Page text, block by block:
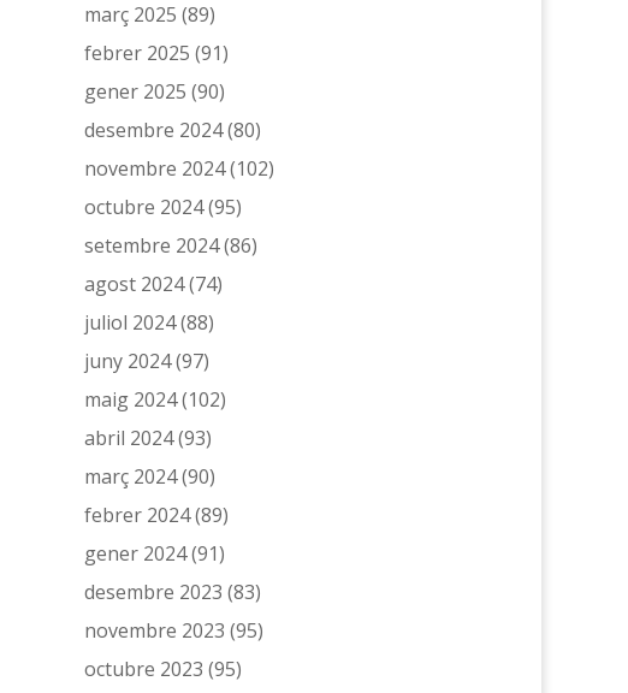
març 2025 (89)
febrer 2025 (91)
gener 2025 (90)
desembre 2024(80)
novembre 2024(102)
octubre 2024(95)
setembre 2024(86)
agost 2024(74)
juliol 2024(88)
juny 2024(97)
maig 2024(102)
abril 2024(93)
març 2024(90)
febrer 2024(89)
gener 2024(91)
desembre 2023 (83)
novembre 2023 (95)
octubre 2023 (95)